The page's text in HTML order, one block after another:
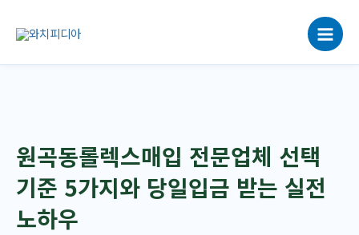
로
원곡동롤렉스매입 전문업체 선택
기준 5가지와 당일입금 받는 실전
노하우